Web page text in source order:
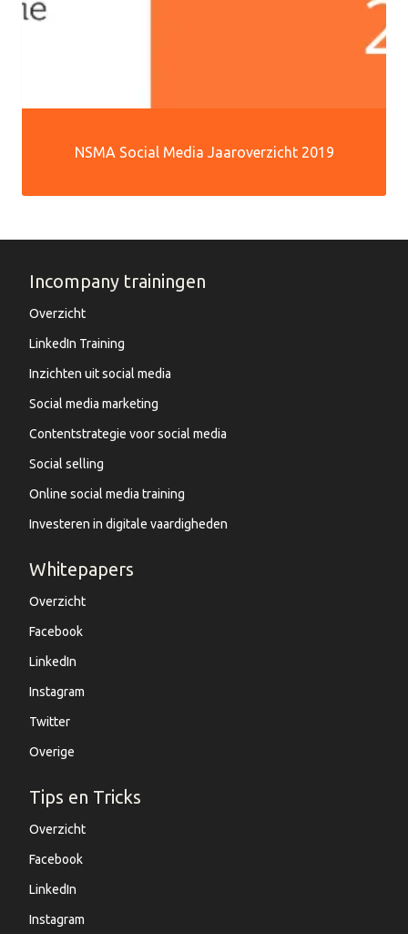
NSMA Social Media Jaaroverzicht 2019
Incompany trainingen
Overzicht
LinkedIn Training
Inzichten uit social media
Social media marketing
Contentstrategie voor social media
Social selling
Online social media training
Investeren in digitale vaardigheden
Whitepapers
Overzicht
Facebook
LinkedIn
Instagram
Twitter
Overige
Tips en Tricks
Overzicht
Facebook
LinkedIn
Instagram